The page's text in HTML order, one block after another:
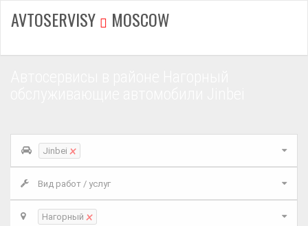
AVTOSERVISY MOSCOW
Jinbei ×
Вид работ / услуг
Нагорный ×